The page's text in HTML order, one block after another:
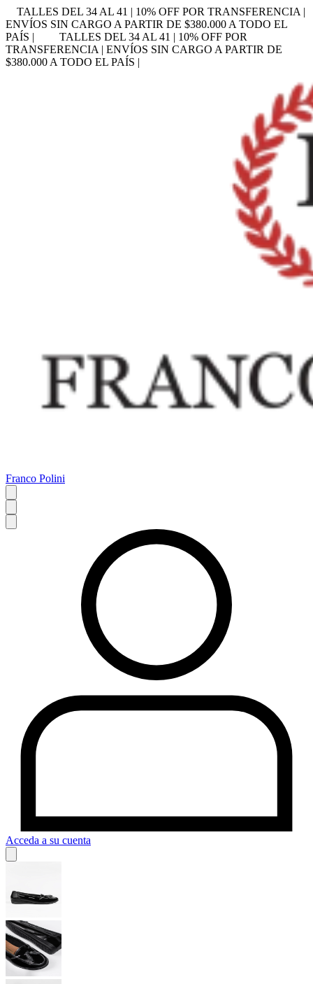
TALLES DEL 34 AL 41 | 10% OFF POR TRANSFERENCIA |
ENVÍOS SIN CARGO A PARTIR DE $380.000 A TODO EL
PAÍS |
TALLES DEL 34 AL 41 | 10% OFF POR
TRANSFERENCIA | ENVÍOS SIN CARGO A PARTIR DE
$380.000 A TODO EL PAÍS |
Franco Polini
Acceda a su cuenta